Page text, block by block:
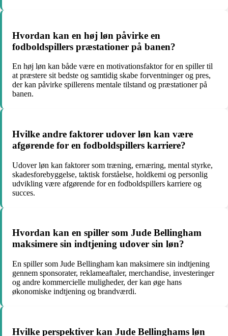
Hvordan kan en høj løn påvirke en
fodboldspillers præstationer på banen?
En høj løn kan både være en motivationsfaktor for en spiller til
at præstere sit bedste og samtidig skabe forventninger og pres,
der kan påvirke spillerens mentale tilstand og præstationer på
banen.
Hvilke andre faktorer udover løn kan være
afgørende for en fodboldspillers karriere?
Udover løn kan faktorer som træning, ernæring, mental styrke,
skadesforebyggelse, taktisk forståelse, holdkemi og personlig
udvikling være afgørende for en fodboldspillers karriere og
succes.
Hvordan kan en spiller som Jude Bellingham
maksimere sin indtjening udover sin løn?
En spiller som Jude Bellingham kan maksimere sin indtjening
gennem sponsorater, reklameaftaler, merchandise, investeringer
og andre kommercielle muligheder, der kan øge hans
økonomiske indtjening og brandværdi.
Hvilke perspektiver kan Jude Bellinghams løn